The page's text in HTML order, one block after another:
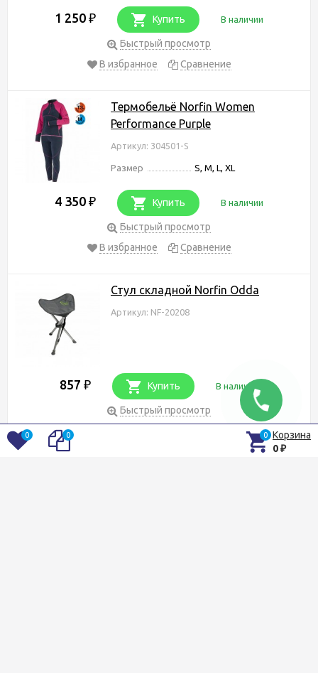
1 250 ₽ Купить В наличии
Быстрый просмотр
В избранное
Сравнение
Термобельё Norfin Women
Performance Purple
Артикул: 304501-S
Размер S, M, L, XL
4 350 ₽ Купить В наличии
Быстрый просмотр
В избранное
Сравнение
Стул складной Norfin Odda
Артикул: NF-20208
857 ₽ Купить В наличии
Быстрый просмотр
0 0 0 Корзина
0 ₽